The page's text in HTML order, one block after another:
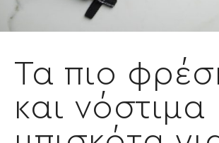
Τα πιο
και νόστιμα